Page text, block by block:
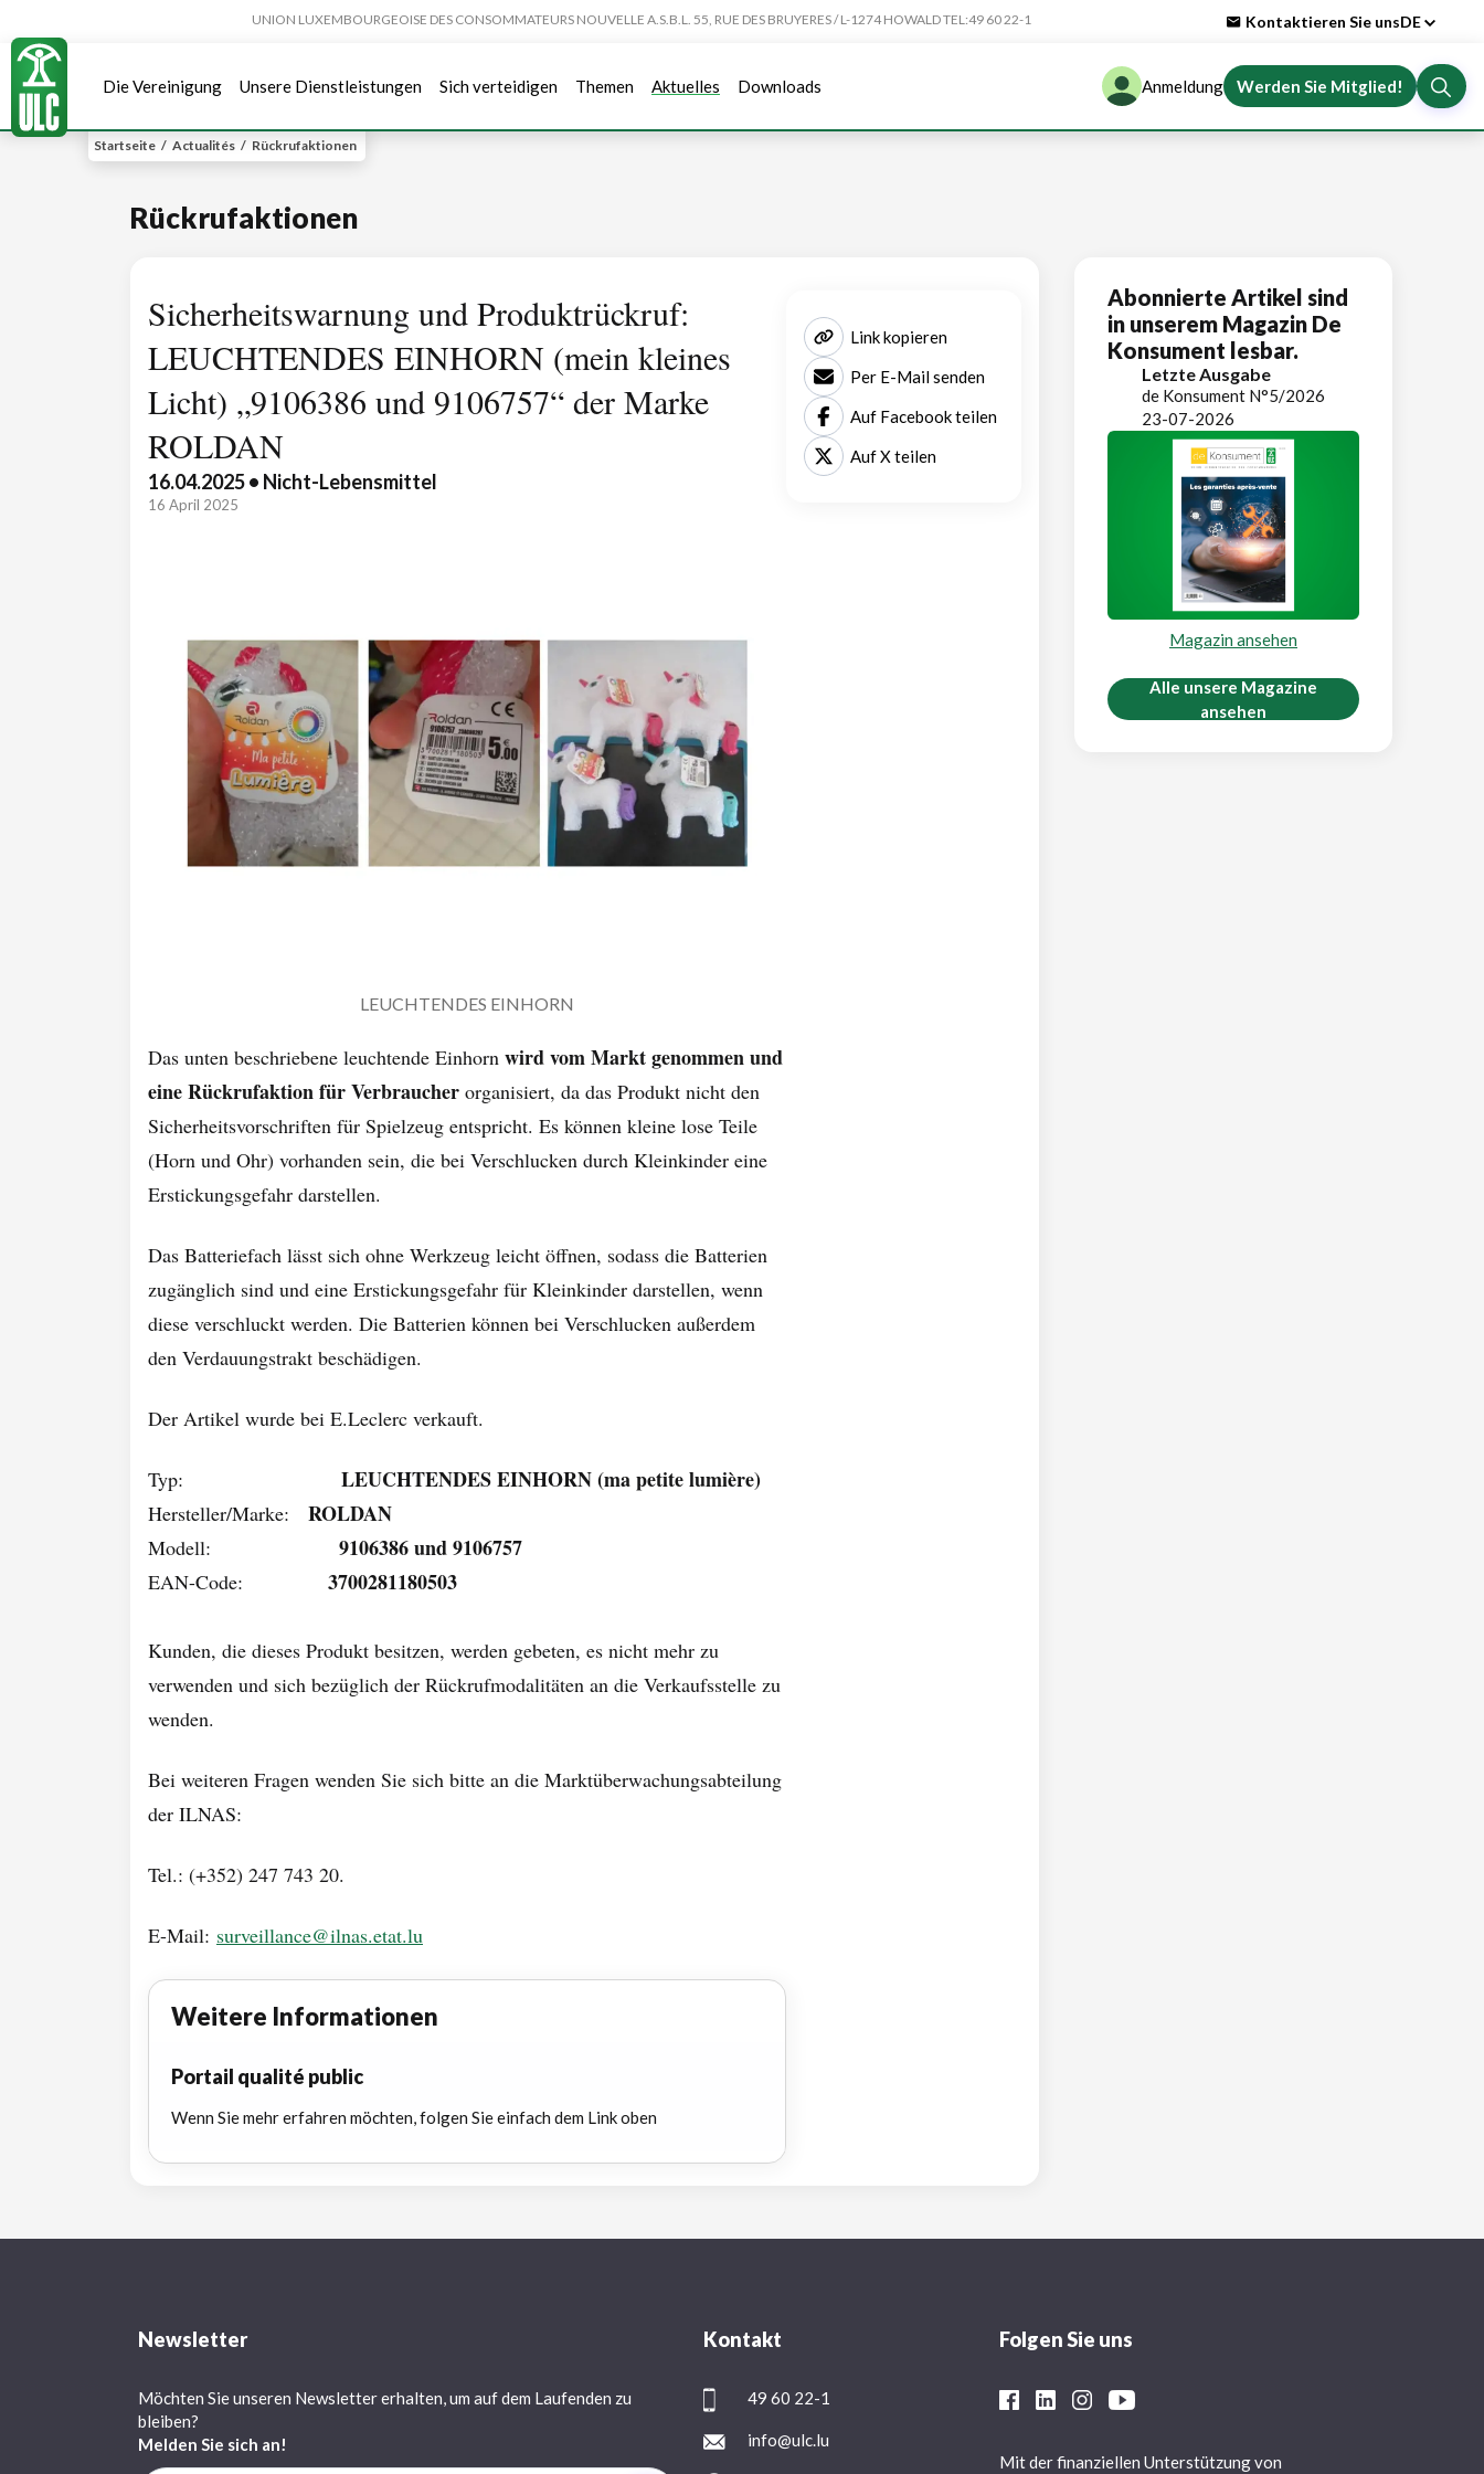
UNION LUXEMBOURGEOISE DES CONSOMMATEURS NOUVELLE A.S.B.L. 55, RUE DES BRUYERES / L-1274 HOWALD TEL:49 60 22-1 Kontaktieren Sie unsDE
Die Vereinigung Unsere Dienstleistungen Sich verteidigen Themen Aktuelles Downloads Anmeldung Werden Sie Mitglied!
Startseite / Actualités / Rückrufaktionen
Rückrufaktionen
Sicherheitswarnung und Produktrückruf:
LEUCHTENDES EINHORN (mein kleines
Licht) „9106386 und 9106757“ der Marke
ROLDAN
16.04.2025 • Nicht-Lebensmittel
16 April 2025
LEUCHTENDES EINHORN
Das unten beschriebene leuchtende Einhorn wird vom Markt genommen und
eine Rückrufaktion für Verbraucher organisiert, da das Produkt nicht den
Sicherheitsvorschriften für Spielzeug entspricht. Es können kleine lose Teile
(Horn und Ohr) vorhanden sein, die bei Verschlucken durch Kleinkinder eine
Erstickungsgefahr darstellen.
Das Batteriefach lässt sich ohne Werkzeug leicht öffnen, sodass die Batterien
zugänglich sind und eine Erstickungsgefahr für Kleinkinder darstellen, wenn
diese verschluckt werden. Die Batterien können bei Verschlucken außerdem
den Verdauungstrakt beschädigen.
Der Artikel wurde bei E.Leclerc verkauft.
Typ: LEUCHTENDES EINHORN (ma petite lumière)
Hersteller/Marke: ROLDAN
Modell: 9106386 und 9106757
EAN-Code: 3700281180503
Kunden, die dieses Produkt besitzen, werden gebeten, es nicht mehr zu
verwenden und sich bezüglich der Rückrufmodalitäten an die Verkaufsstelle zu
wenden.
Bei weiteren Fragen wenden Sie sich bitte an die Marktüberwachungsabteilung
der ILNAS:
Tel.: (+352) 247 743 20.
E-Mail: surveillance@ilnas.etat.lu
Weitere Informationen
Portail qualité public
Wenn Sie mehr erfahren möchten, folgen Sie einfach dem Link oben
Link kopieren
Per E-Mail senden
Auf Facebook teilen
Auf X teilen
Abonnierte Artikel sind
in unserem Magazin De
Konsument lesbar.
Letzte Ausgabe
de Konsument N°5/2026
23-07-2026
Magazin ansehen
Alle unsere Magazine
ansehen
Newsletter
Möchten Sie unseren Newsletter erhalten, um auf dem Laufenden zu
bleiben?
Melden Sie sich an!
Kontakt
49 60 22-1
info@ulc.lu
Folgen Sie uns
Mit der finanziellen Unterstützung von